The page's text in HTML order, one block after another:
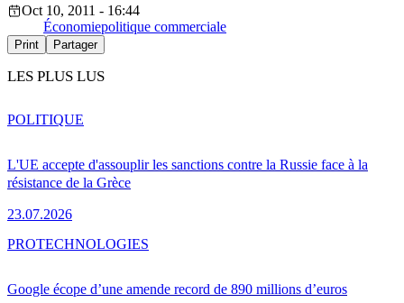
Oct 10, 2011 - 16:44
Économiepolitique commerciale
Print Partager
LES PLUS LUS
L'UE accepte d'assouplir les sanctions contre la Russie face à la
résistance de la Grèce
23.07.2026
POLITIQUE
Google écope d’une amende record de 890 millions d’euros
PROTECHNOLOGIES